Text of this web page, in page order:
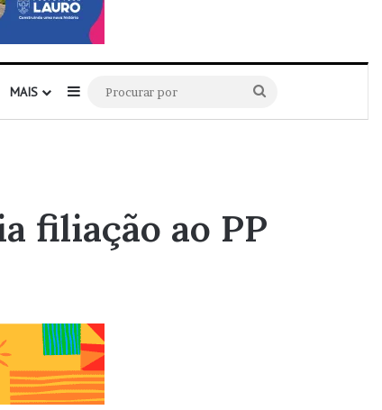
MAIS Barra Lateral
por
filiação ao PP